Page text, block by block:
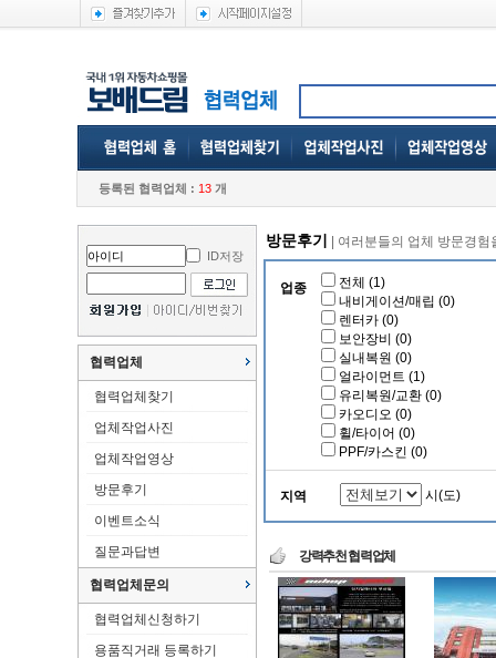
등록된 협력업체 : 13 개
ID저장
협력업체
협력업체찾기
업체작업사진
업체작업영상
방문후기
이벤트소식
질문과답변
협력업체문의
협력업체신청하기
용품직거래 등록하기
방문후기 | 여러분들의 업체 방문경
업종 전체 (1)
내비게이션/매립 (0)
렌터카 (0)
보안장비 (0)
실내복원 (0)
얼라이먼트 (1)
유리복원/교환 (0)
카오디오 (0)
휠/타이어 (0)
PPF/카스킨 (0)
지역 시(도)
강력추천 협력업체